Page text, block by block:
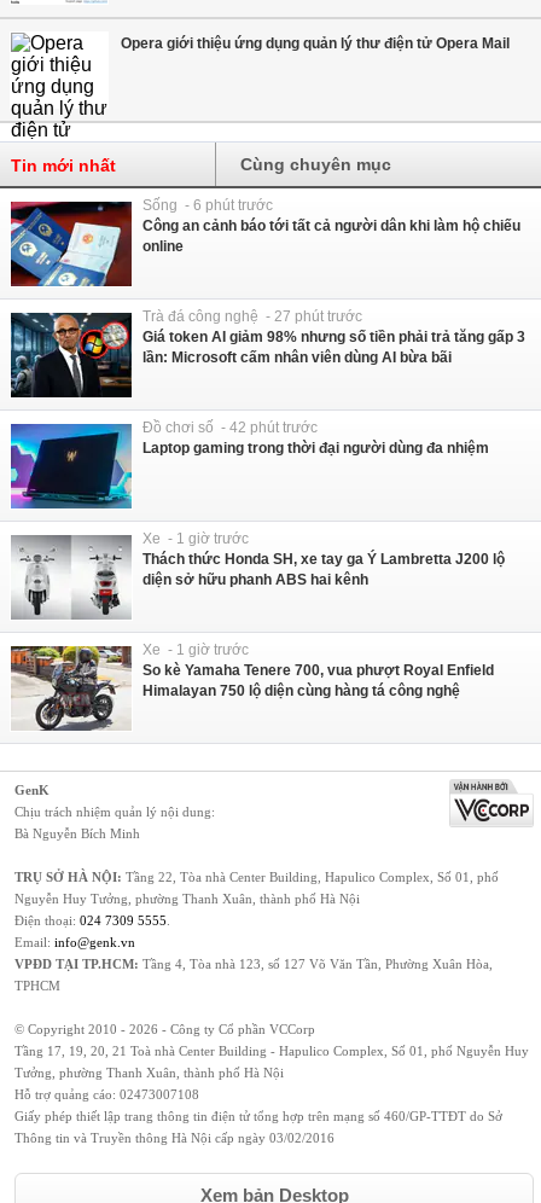
Opera giới thiệu ứng dụng quản lý thư điện tử Opera Mail
Tin mới nhất Cùng chuyên mục
Sống - 6 phút trước
Công an cảnh báo tới tất cả người dân khi làm hộ chiếu
online
Trà đá công nghệ - 27 phút trước
Giá token AI giảm 98% nhưng số tiền phải trả tăng gấp 3
lần: Microsoft cấm nhân viên dùng AI bừa bãi
Đồ chơi số - 42 phút trước
Laptop gaming trong thời đại người dùng đa nhiệm
Xe - 1 giờ trước
Thách thức Honda SH, xe tay ga Ý Lambretta J200 lộ
diện sở hữu phanh ABS hai kênh
Xe - 1 giờ trước
So kè Yamaha Tenere 700, vua phượt Royal Enfield
Himalayan 750 lộ diện cùng hàng tá công nghệ
GenK
Chịu trách nhiệm quản lý nội dung:
Bà Nguyễn Bích Minh
TRỤ SỞ HÀ NỘI: Tầng 22, Tòa nhà Center Building, Hapulico Complex, Số 01, phố
Nguyễn Huy Tưởng, phường Thanh Xuân, thành phố Hà Nội
Điện thoại: 024 7309 5555
Email: info@genk.vn
VPĐD TẠI TP.HCM: Tầng 4, Tòa nhà 123, số 127 Võ Văn Tần, Phường Xuân Hòa,
TPHCM
© Copyright 2010 - 2026 - Công ty Cổ phần VCCorp
Tầng 17, 19, 20, 21 Toà nhà Center Building - Hapulico Complex, Số 01, phố Nguyễn Huy
Tưởng, phường Thanh Xuân, thành phố Hà Nội
Hỗ trợ quảng cáo: 02473007108
Giấy phép thiết lập trang thông tin điện tử tổng hợp trên mạng số 460/GP-TTĐT do Sở
Thông tin và Truyền thông Hà Nội cấp ngày 03/02/2016
Xem bản Desktop